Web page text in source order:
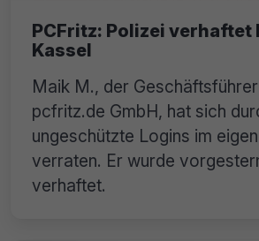
PCFritz: Polizei verhaftet
Kassel
Maik M., der
pcfritz.de GmbH, hat sich
ungeschützte Logins im
verraten. Er wurde
verhaftet.